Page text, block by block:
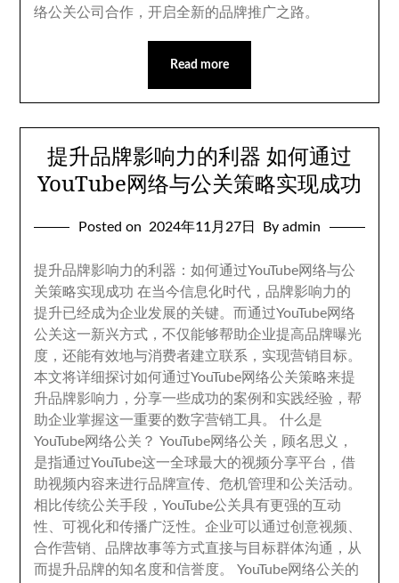
络公关公司合作 ，开启全新的品牌推广之路。
Read more
提升品牌影响力的利器 如何通过
YouTube网络与公关策略实现成功
Posted on 2024年11月27日 By admin
提升品牌影响力的利器 ：如何通过YouTube网络与公
关策略实现成功 在当今信息化时代 ，品牌影响力的
提升已经成为企业发展的关键。 而通过YouTube网络
公关这一新兴方式 ，不仅能够帮助企业提高品牌曝光
度 ，还能有效地与消费者建立联系 ， 实现营销目标。
本文将详细探讨如何通过YouTube网络公关策略来提
升品牌影响力 ，分享一些成功的案例和实践经验 ，帮
助企业掌握这一重要的数字营销工具。什么是
YouTube网络公关？ YouTube网络公关 ， 顾名思义
，
是指通过YouTube这一全球最大的视频分享平台 ，借
助视频内容来进行品牌宣传 、危机管理和公关活动。
相比传统公关手段 ，YouTube公关具有更强的互动
性
可视化和传播广泛性。企业可以通过创意视频
合作营销 、品牌故事等方式直接与目标群体沟通 ， 从
而提升品牌的知名度和信誉度。YouTube网络公关的